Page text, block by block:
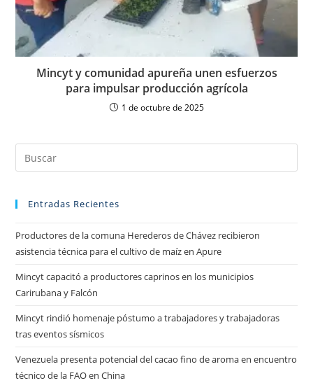
Mincyt y comunidad apureña unen esfuerzos
para impulsar producción agrícola
1 de octubre de 2025
Entradas Recientes
Productores de la comuna Herederos de Chávez recibieron
asistencia técnica para el cultivo de maíz en Apure
Mincyt capacitó a productores caprinos en los municipios
Carirubana y Falcón
Mincyt rindió homenaje póstumo a trabajadores y trabajadoras
tras eventos sísmicos
Venezuela presenta potencial del cacao fino de aroma en encuentro
técnico de la FAO en China